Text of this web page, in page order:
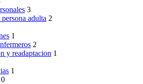
3
adulta 2
1
2
y readaptacion 1
1